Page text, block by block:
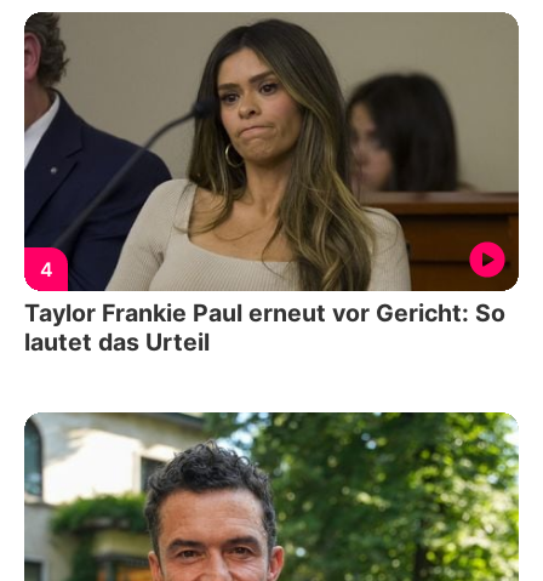
4
Taylor Frankie Paul erneut vor Gericht: So
lautet das Urteil